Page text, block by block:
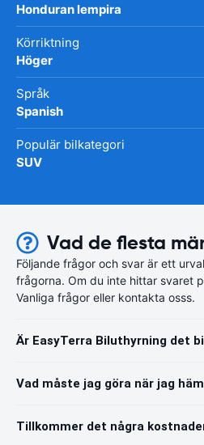
Honduran lempira
Körriktning
Höger
Språk
Spanish
Populär bilkategori
SUV
Vad de flesta
Följande frågor och svar är ett
frågorna. Om du inte hittar svaret
Vanliga frågor eller kontakta osss.
Är EasyTerra Biluthyrning det
Vad måste jag göra när jag
Tillkommer det några